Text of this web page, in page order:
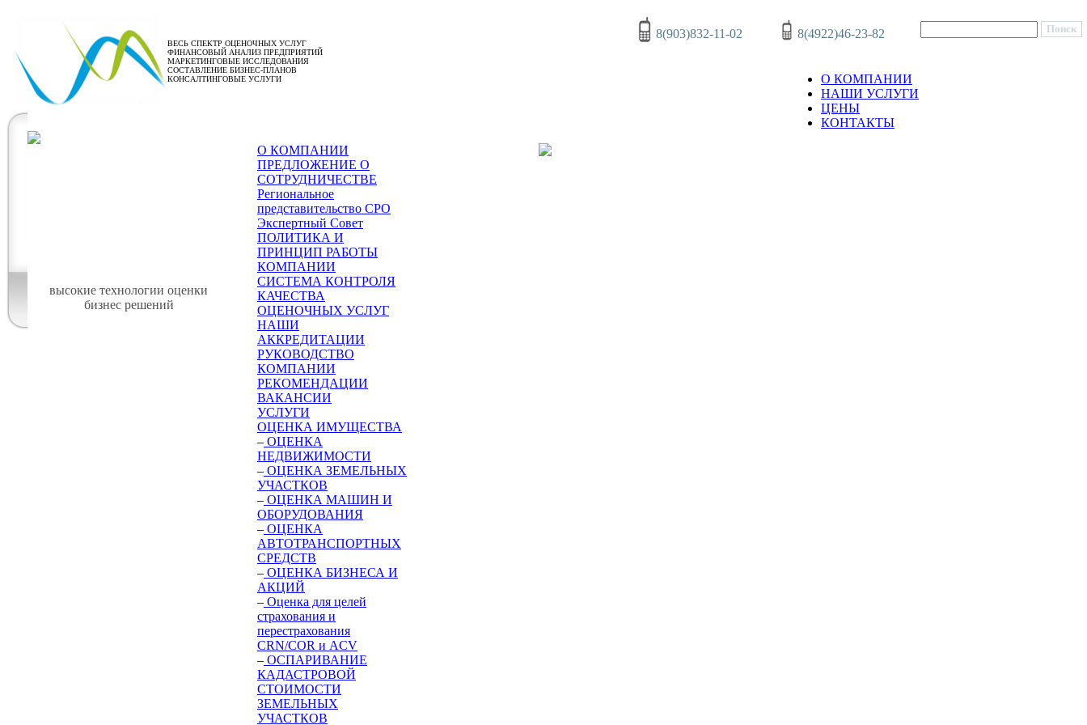
ВЕСЬ СПЕКТР ОЦЕНОЧНЫХ УСЛУГ
ФИНАНСОВЫЙ АНАЛИЗ ПРЕДПРИЯТИЙ
МАРКЕТИНГОВЫЕ ИССЛЕДОВАНИЯ
СОСТАВЛЕНИЕ БИЗНЕС-ПЛАНОВ
КОНСАЛТИНГОВЫЕ УСЛУГИ
8(4922)46-23-82
8(903)832-11-02
О КОМПАНИИ
НАШИ УСЛУГИ
ЦЕНЫ
КОНТАКТЫ
высокие технологии оценки
бизнес решений
О КОМПАНИИ
ПРЕДЛОЖЕНИЕ О
СОТРУДНИЧЕСТВЕ
Региональное
представительство СРО
Экспертный Совет
ПОЛИТИКА И
ПРИНЦИП РАБОТЫ
КОМПАНИИ
СИСТЕМА КОНТРОЛЯ
КАЧЕСТВА
ОЦЕНОЧНЫХ УСЛУГ
НАШИ
АККРЕДИТАЦИИ
РУКОВОДСТВО
КОМПАНИИ
РЕКОМЕНДАЦИИ
ВАКАНСИИ
УСЛУГИ
ОЦЕНКА ИМУЩЕСТВА
– ОЦЕНКА
НЕДВИЖИМОСТИ
– ОЦЕНКА ЗЕМЕЛЬНЫХ
УЧАСТКОВ
– ОЦЕНКА МАШИН И
ОБОРУДОВАНИЯ
– ОЦЕНКА
АВТОТРАНСПОРТНЫХ
СРЕДСТВ
– ОЦЕНКА БИЗНЕСА И
АКЦИЙ
– Оценка для целей
страхования и
перестрахования
CRN/COR и ACV
– ОСПАРИВАНИЕ
КАДАСТРОВОЙ
СТОИМОСТИ
ЗЕМЕЛЬНЫХ
УЧАСТКОВ